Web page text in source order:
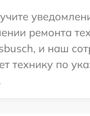
ремонта
и наш
технику по